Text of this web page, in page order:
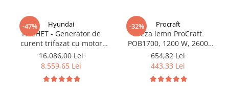
-47% Hyundai
PACHET - Generator de
curent trifazat cu motor
diesel Hyundai DHY8600SE-
T, putere motor 12 CP,
Putere maxima 7.9 kVA,
tensiune 380 / 220 V +
16.086,00 Lei
8.559,65 Lei
-32% Procraft
Freza lemn ProCraft
POB1700, 1200 W, 2600
Rpm cu 12 freze pentru
lemn incluse in pachet
654,82 Lei
443,33 Lei